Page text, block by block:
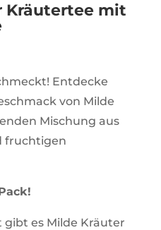
Kräutertee mit
Entdecke
von Milde
Mischung aus
fruchtigen
es Milde Kräuter